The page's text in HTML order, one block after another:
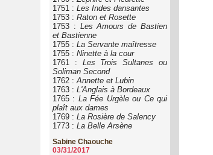
1751 : Les Indes dansantes
1753 : Raton et Rosette
1753 : Les Amours de Bastien
et Bastienne
1755 : La Servante maîtresse
1755 : Ninette à la cour
1761 : Les Trois Sultanes ou
Soliman Second
1762 : Annette et Lubin
1763 : L'Anglais à Bordeaux
1765 : La Fée Urgèle ou Ce qui
plaît aux dames
1769 : La Rosière de Salency
1773 : La Belle Arsène
Sabine Chaouche
03/31/2017